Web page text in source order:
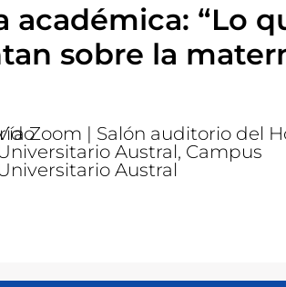
académica: “Lo
sobre la
Zoom | Salón auditorio del
Austral, Campus
Austral